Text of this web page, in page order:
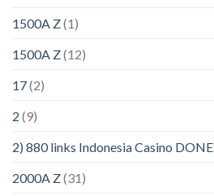
1500A Z(1)
1500A Z(12)
17(2)
2 (9)
2) 880 links Indonesia Casino DONE
2000A Z(31)